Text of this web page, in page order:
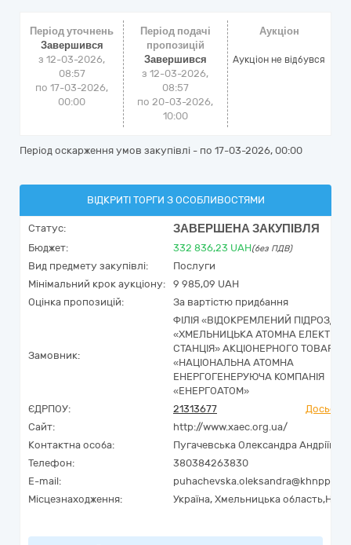
Період уточнень
Завершився
з 12-03-2026,
08:57
по 17-03-2026,
00:00
Період подачі
пропозицій
Завершився
з 12-03-2026,
08:57
по 20-03-2026,
10:00
Аукціон
Аукціон не відбувся
Період оскарження умов закупівлі - по 17-03-2026, 00:00
ВІДКРИТІ ТОРГИ З ОСОБЛИВОСТЯМИ
Статус: ЗАВЕРШЕНА ЗАКУПІВЛЯ
Бюджет: 332 836,23 UAH(без ПДВ)
Вид предмету закупівлі:
Послуги
Мінімальний крок аукціону:
9 985,09 UAH
Оцінка пропозицій:
За вартістю придбання
Замовник:
ФІЛІЯ «ВІДОКРЕМЛЕНИЙ ПІДРОЗДІЛ
«ХМЕЛЬНИЦЬКА АТОМНА
СТАНЦІЯ» АКЦІОНЕРНОГО
«НАЦІОНАЛЬНА АТОМНА
ЕНЕРГОГЕНЕРУЮЧА КОМПАНІЯ
«ЕНЕРГОАТОМ»
ЄДРПОУ:
21313677
Досьє
Сайт:
http://www.xaec.org.ua/
Контактна особа:
Пугачевська Олександра Андріївна
Телефон:
380384263830
E-mail:
Місцезнаходження:
Україна, Хмельницька область,